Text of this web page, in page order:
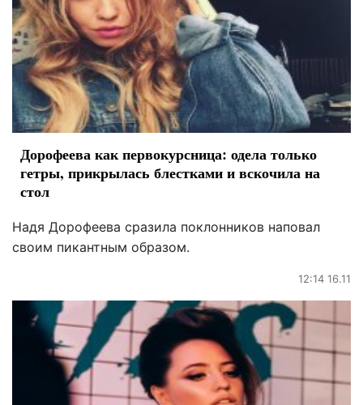
Дорофеева как первокурсница: одела только
гетры, прикрылась блестками и вскочила на
стол
Надя Дорофеева сразила поклонников наповал
своим пикантным образом.
12:14 16.11